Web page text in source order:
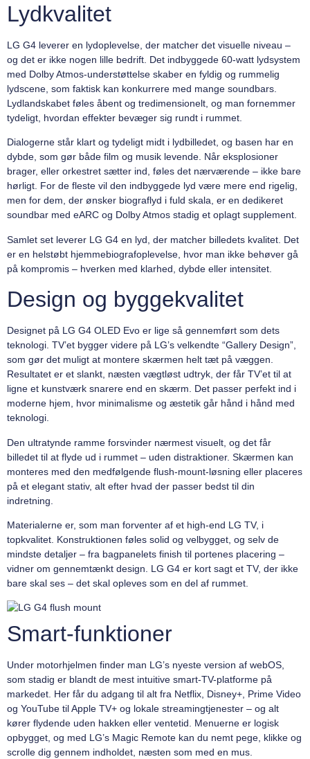
Lydkvalitet
LG G4 leverer en lydoplevelse, der matcher det visuelle niveau –
og det er ikke nogen lille bedrift. Det indbyggede 60-watt lydsystem
med Dolby Atmos-understøttelse skaber en fyldig og rummelig
lydscene, som faktisk kan konkurrere med mange soundbars.
Lydlandskabet føles åbent og tredimensionelt, og man fornemmer
tydeligt, hvordan effekter bevæger sig rundt i rummet.
Dialogerne står klart og tydeligt midt i lydbilledet, og basen har en
dybde, som gør både film og musik levende. Når eksplosioner
brager, eller orkestret sætter ind, føles det nærværende – ikke bare
hørligt. For de fleste vil den indbyggede lyd være mere end rigelig,
men for dem, der ønsker biograflyd i fuld skala, er en dedikeret
soundbar med eARC og Dolby Atmos stadig et oplagt supplement.
Samlet set leverer LG G4 en lyd, der matcher billedets kvalitet. Det
er en helstøbt hjemmebiografoplevelse, hvor man ikke behøver gå
på kompromis – hverken med klarhed, dybde eller intensitet.
Design og byggekvalitet
Designet på LG G4 OLED Evo er lige så gennemført som dets
teknologi. TV’et bygger videre på LG’s velkendte “Gallery Design”,
som gør det muligt at montere skærmen helt tæt på væggen.
Resultatet er et slankt, næsten vægtløst udtryk, der får TV’et til at
ligne et kunstværk snarere end en skærm. Det passer perfekt ind i
moderne hjem, hvor minimalisme og æstetik går hånd i hånd med
teknologi.
Den ultratynde ramme forsvinder nærmest visuelt, og det får
billedet til at flyde ud i rummet – uden distraktioner. Skærmen kan
monteres med den medfølgende flush-mount-løsning eller placeres
på et elegant stativ, alt efter hvad der passer bedst til din
indretning.
Materialerne er, som man forventer af et high-end LG TV, i
topkvalitet. Konstruktionen føles solid og velbygget, og selv de
mindste detaljer – fra bagpanelets finish til portenes placering –
vidner om gennemtænkt design. LG G4 er kort sagt et TV, der ikke
bare skal ses – det skal opleves som en del af rummet.
Smart-funktioner
Under motorhjelmen finder man LG’s nyeste version af webOS,
som stadig er blandt de mest intuitive smart-TV-platforme på
markedet. Her får du adgang til alt fra Netflix, Disney+, Prime Video
og YouTube til Apple TV+ og lokale streamingtjenester – og alt
kører flydende uden hakken eller ventetid. Menuerne er logisk
opbygget, og med LG’s Magic Remote kan du nemt pege, klikke og
scrolle dig gennem indholdet, næsten som med en mus.